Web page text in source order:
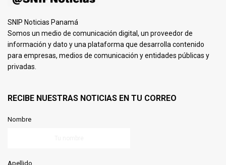
SNIP Noticias Panamá
Somos un medio de comunicación digital, un proveedor de
información y dato y una plataforma que desarrolla contenido
para empresas, medios de comunicación y entidades públicas y
privadas.
RECIBE NUESTRAS NOTICIAS EN TU CORREO
Nombre
Apellido